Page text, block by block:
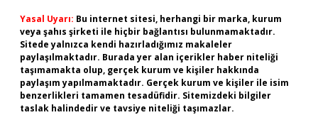
Yasal Uyarı: Bu internet sitesi, herhangi bir marka, kurum
veya şahıs şirketi ile hiçbir bağlantısı bulunmamaktadır.
Sitede yalnızca kendi hazırladığımız makaleler
paylaşılmaktadır. Burada yer alan içerikler haber niteliği
taşımamakta olup, gerçek kurum ve kişiler hakkında
paylaşım yapılmamaktadır. Gerçek kurum ve kişiler ile isim
benzerlikleri tamamen tesadüfidir. Sitemizdeki bilgiler
taslak halindedir ve tavsiye niteliği taşımazlar.